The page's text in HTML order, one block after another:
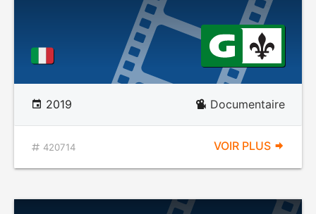
2019 Documentaire
420714 VOIR PLUS